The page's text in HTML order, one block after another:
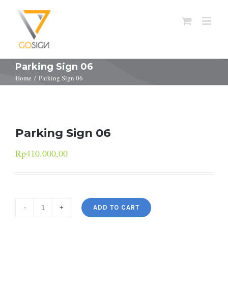
Parking Sign 06
Home / Parking Sign 06
Parking Sign 06
Rp410.000,00
ADD TO CART